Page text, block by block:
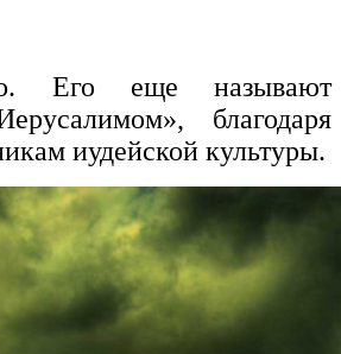
Его еще называют
благодаря
иудейской культуры.